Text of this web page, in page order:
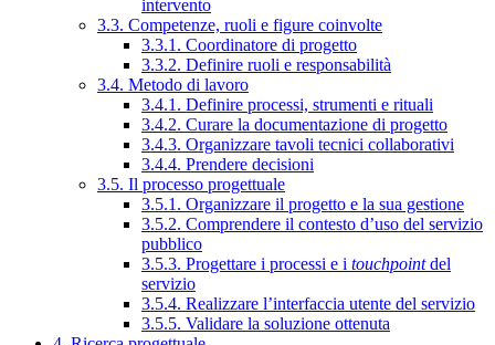
intervento
3.3. Competenze, ruoli e figure coinvolte
3.3.1. Coordinatore di progetto
3.3.2. Definire ruoli e responsabilità
3.4. Metodo di lavoro
3.4.1. Definire processi, strumenti e rituali
3.4.2. Curare la documentazione di progetto
3.4.3. Organizzare tavoli tecnici collaborativi
3.4.4. Prendere decisioni
3.5. Il processo progettuale
3.5.1. Organizzare il progetto e la sua gestione
3.5.2. Comprendere il contesto d’uso del servizio
pubblico
3.5.3. Progettare i processi e i touchpointdel
servizio
3.5.4. Realizzare l’interfaccia utente del servizio
3.5.5. Validare la soluzione ottenuta